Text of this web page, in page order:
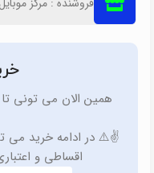
✌️⚠️ در ادامه خرید می
اقساطی و